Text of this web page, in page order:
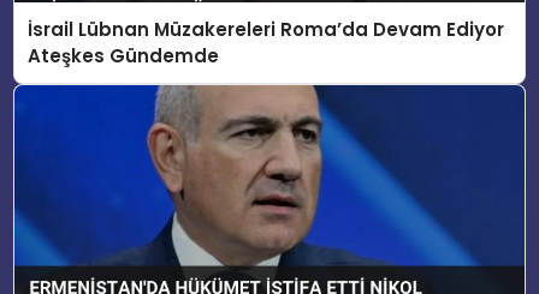
İsrail Lübnan Müzakereleri Roma’da Devam Ediyor
Ateşkes Gündemde